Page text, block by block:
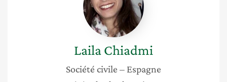
LailaChiadmi
Société civile – Espagne